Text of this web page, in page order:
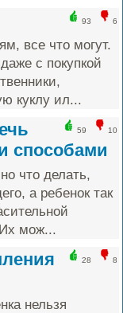
93 6
все что могут.
с покупкой
куклу ил...
59 10
способами
что делать,
а ребенок так
мож...
28 8
нельзя